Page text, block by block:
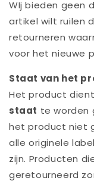
WIj bieden geen
artikel wilt ruilen
retourneren
voor het nieuwe
Staat van het
Het product dient
staat te worden
het product niet
alle originele
zijn. Producten
geretourneerd